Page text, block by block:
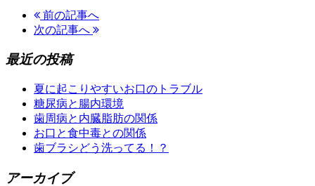
前の記事へ
次の記事へ
最近の投稿
夏に起こりやすいお口のトラブル
糖尿病と腸内環境
歯周病と内臓脂肪の関係
お口と食中毒との関係
歯ブラシどう洗ってる！？
アーカイブ